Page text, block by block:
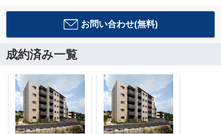
お問い合わせ(無料)
成約済み一覧